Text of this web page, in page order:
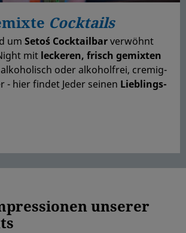
Cocktails
um Seto´s Cocktailbarverwöhnt
mit leckeren, frisch gemixten
alkoholisch oder alkoholfrei, cremig-
- hier findet Jeder seinen Lieblings-
unserer